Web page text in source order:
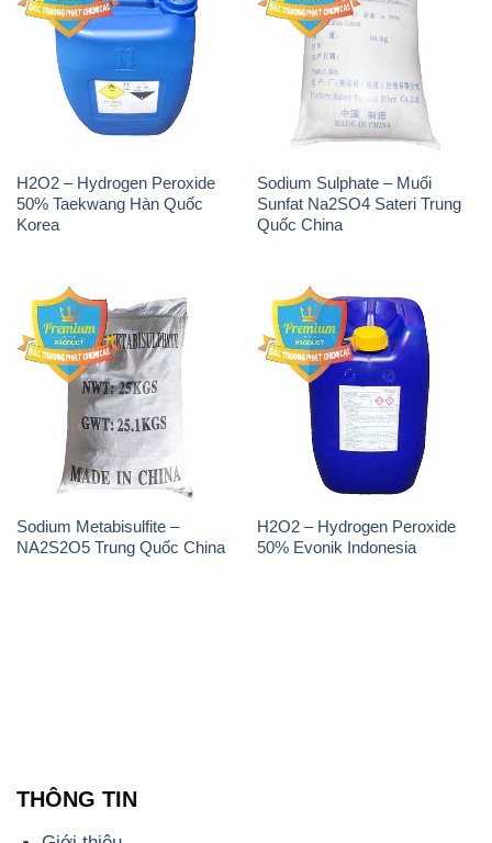
H2O2 – Hydrogen Peroxide
50% Taekwang Hàn Quốc
Korea
Sodium Sulphate – Muối
Sunfat Na2SO4 Sateri Trung
Quốc China
Sodium Metabisulfite –
NA2S2O5 Trung Quốc China
H2O2 – Hydrogen Peroxide
50% Evonik Indonesia
THÔNG TIN